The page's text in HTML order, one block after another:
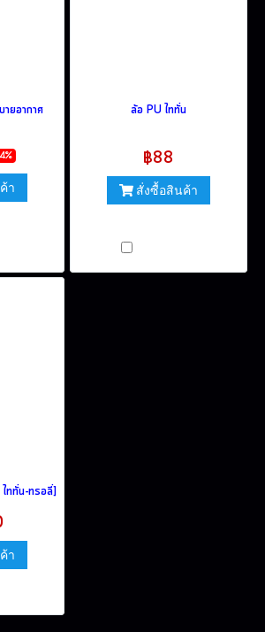
ยอากาศ
า
ล้อ PU ไททั่น
฿88
สั่งซื้อสินค้า
ททั่น-ทรอลี่]
า